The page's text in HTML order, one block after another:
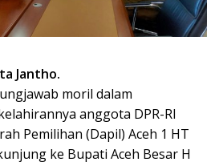
Jantho.
moril dalam
anggota DPR-RI
Pemilihan (Dapil) Aceh 1 HT
ke Bupati Aceh Besar H